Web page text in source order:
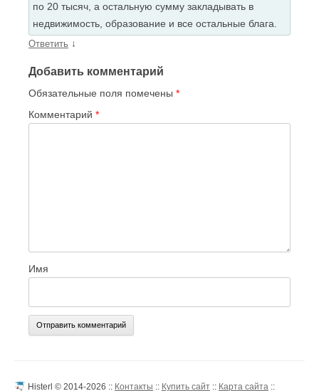
по 20 тысяч, а остальную сумму закладывать в
недвижимость, образование и все остальные блага.
Ответить ↓
Добавить комментарий
Обязательные поля помечены *
Комментарий *
Имя
Histerl © 2014-2026 :: Контакты :: Купить сайт :: Карта сайта ::